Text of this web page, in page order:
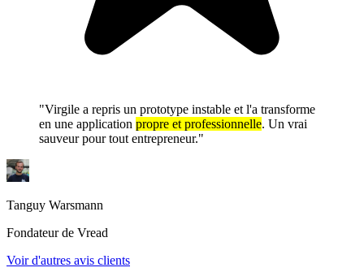
"Virgile a repris un prototype instable et l'a transforme
en une application propre et professionnelle. Un vrai
sauveur pour tout entrepreneur."
Tanguy Warsmann
Fondateur de Vread
Voir d'autres avis clients